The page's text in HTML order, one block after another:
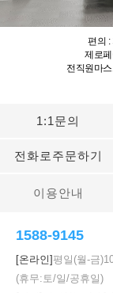
편의 :
제로
전직원마
1:1문의
전화로주문하기
이용안내
1588-9145
[온라인]평일(월-금)
(휴무:토/일/공휴일)